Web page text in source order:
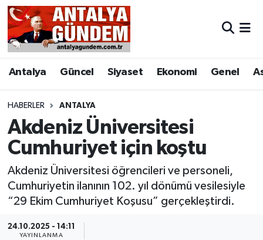
Antalya Güncel Siyaset Ekonomi Genel
HABERLER ANTALYA
Akdeniz Üniversitesi
Cumhuriyet için koştu
Akdeniz Üniversitesi öğrencileri ve personeli,
Cumhuriyetin ilanının 102. yıl dönümü vesilesiyle
“29 Ekim Cumhuriyet Koşusu” gerçekleştirdi.
24.10.2025 - 14:11
YAYINLANMA
Antalya
Asayiş
Bilim & Teknoloji
Bölge
EĞİTİM
Ekonomi
Genel
Antalya Nöbetçi Eczaneler
Antalya Hava Durumu
Antalya Namaz Vakitleri
Antalya Trafik Yoğunluk Haritası
Süper Lig Puan Durumu ve Fikstür
Tüm Manşetler
Son Dakika Haberleri